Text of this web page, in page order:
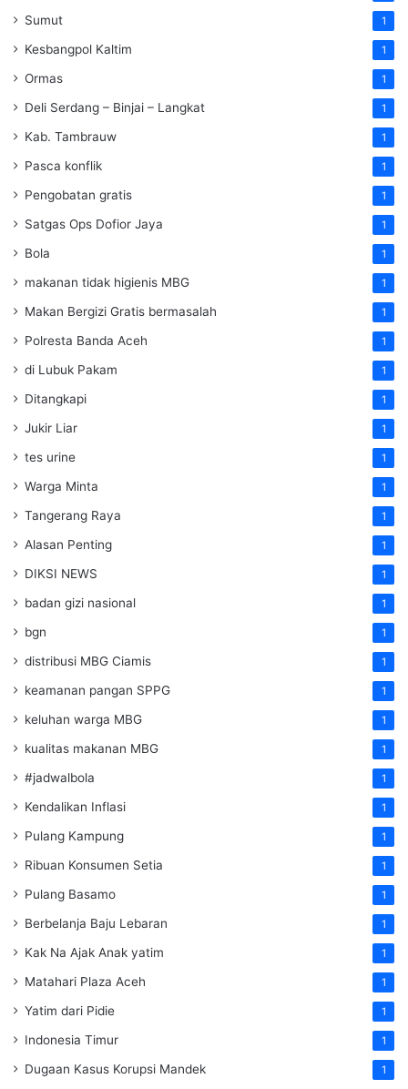
Sumut 1
Kesbangpol Kaltim 1
Ormas 1
Deli Serdang – Binjai – Langkat 1
Kab. Tambrauw 1
Pasca konflik 1
Pengobatan gratis 1
Satgas Ops Dofior Jaya 1
Bola 1
makanan tidak higienis MBG 1
Makan Bergizi Gratis bermasalah 1
Polresta Banda Aceh 1
di Lubuk Pakam 1
Ditangkapi 1
Jukir Liar 1
tes urine 1
Warga Minta 1
Tangerang Raya 1
Alasan Penting 1
DIKSI NEWS 1
badan gizi nasional 1
bgn 1
distribusi MBG Ciamis 1
keamanan pangan SPPG 1
keluhan warga MBG 1
kualitas makanan MBG 1
#jadwalbola 1
Kendalikan Inflasi 1
Pulang Kampung 1
Ribuan Konsumen Setia 1
Pulang Basamo 1
Berbelanja Baju Lebaran 1
Kak Na Ajak Anak yatim 1
Matahari Plaza Aceh 1
Yatim dari Pidie 1
Indonesia Timur 1
Dugaan Kasus Korupsi Mandek 1